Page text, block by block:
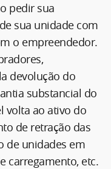
pedir sua
sua unidade com
o empreendedor.
devolução do
substancial do
volta ao ativo do
de retração das
de unidades em
carregamento, etc.